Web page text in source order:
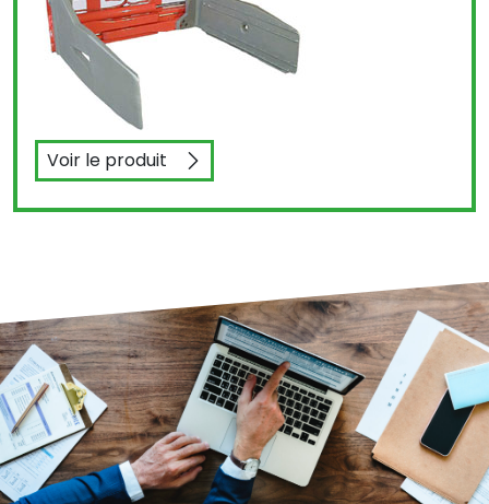
Voir le produitPinces à balles